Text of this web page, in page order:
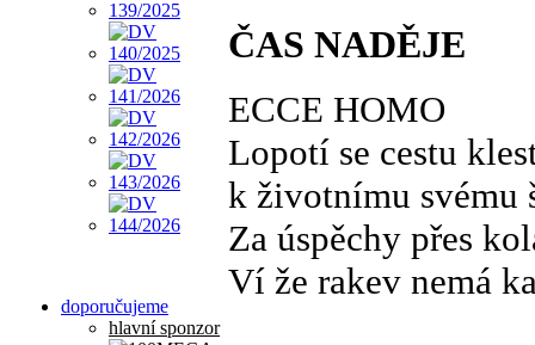
doporučujeme
hlavní sponzor
ČAS NADĚJE
ECCE HOMO
Lopotí se cestu
k životnímu svému
Za úspěchy přes
Ví že rakev nemá